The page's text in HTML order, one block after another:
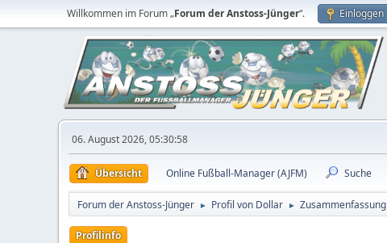
Willkommen im Forum „Forum der Anstoss-Jünger“. Einloggen
06. August 2026, 05:30:58
Übersicht Online Fußball-Manager (AJFM) Suche
Forum der Anstoss-Jünger ► Profil von Dollar ► Zusammenfassung
Profilinfo